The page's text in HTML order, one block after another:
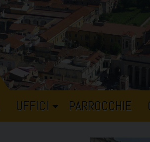
UFFICI PARROCCHIE